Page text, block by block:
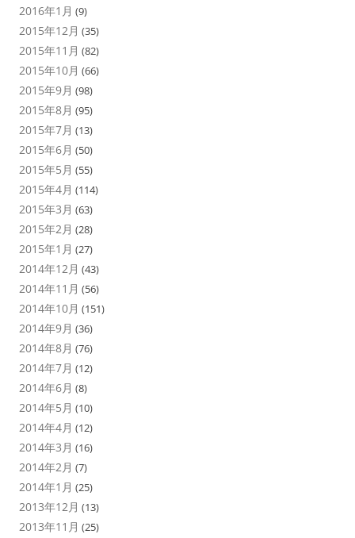
2016年1月 (9)
2015年12月 (35)
2015年11月 (82)
2015年10月 (66)
2015年9月 (98)
2015年8月 (95)
2015年7月 (13)
2015年6月 (50)
2015年5月 (55)
2015年4月 (114)
2015年3月 (63)
2015年2月 (28)
2015年1月 (27)
2014年12月 (43)
2014年11月 (56)
2014年10月 (151)
2014年9月 (36)
2014年8月 (76)
2014年7月 (12)
2014年6月 (8)
2014年5月 (10)
2014年4月 (12)
2014年3月 (16)
2014年2月 (7)
2014年1月 (25)
2013年12月 (13)
2013年11月 (25)